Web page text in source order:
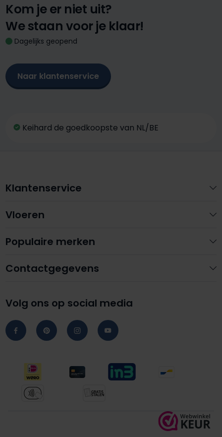
Kom je er niet uit?
We staan voor je klaar!
Dagelijks geopend
Naar klantenservice
Keihard de goedkoopste van NL/BE
Contactgegevens
Volg ons op social media
Klantenservice
Vloeren
Populaire merken